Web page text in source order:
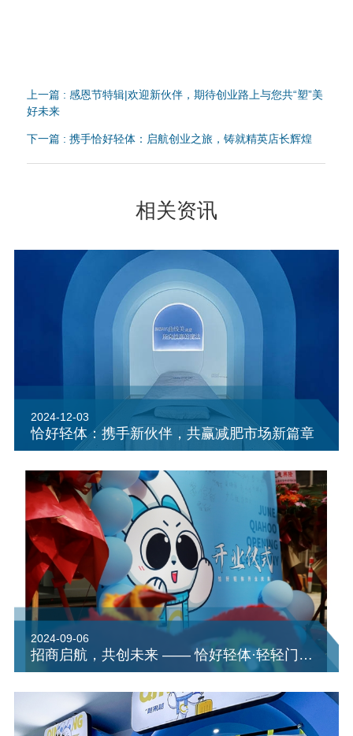
上一篇 : 感恩节特辑|欢迎新伙伴，期待创业路上与您共“塑”美
好未来
下一篇 : 携手恰好轻体：启航创业之旅，铸就精英店长辉煌
相关资讯
2024-12-03
恰好轻体：携手新伙伴，共赢减肥市场新篇章
2024-09-06
招商启航，共创未来 —— 恰好轻体·轻轻门店，轻装上阵，轻松